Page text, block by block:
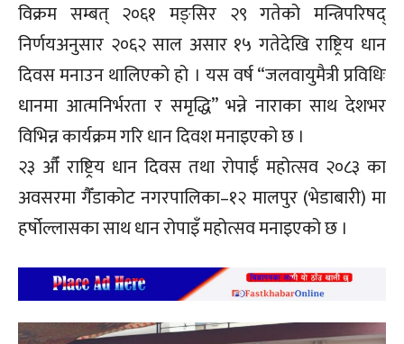
विक्रम सम्बत् २०६१ मङ्सिर २९ गतेको मन्त्रिपरिषद्
निर्णयअनुसार २०६२ साल असार १५ गतेदेखि राष्ट्रिय धान
दिवस मनाउन थालिएको हो । यस वर्ष “जलवायुमैत्री प्रविधिः
धानमा आत्मनिर्भरता र समृद्धि” भन्ने नाराका साथ देशभर
विभिन्न कार्यक्रम गरि धान दिवश मनाइएको छ ।
२३ औँ राष्ट्रिय धान दिवस तथा रोपाईँ महोत्सव २०८३ का
अवसरमा गैँडाकोट नगरपालिका–१२ मालपुर (भेडाबारी) मा
हर्षोल्लासका साथ धान रोपाइँ महोत्सव मनाइएको छ ।